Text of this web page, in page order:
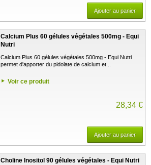
Ajouter au panier
Calcium Plus 60 gélules végétales 500mg - Equi
Nutri
Calcium Plus 60 gélules végétales 500mg - Equi Nutri
permet d'apporter du pidolate de calcium et...
Voir ce produit
28,34 €
Ajouter au panier
Choline Inositol 90 gélules végétales - Equi Nutri